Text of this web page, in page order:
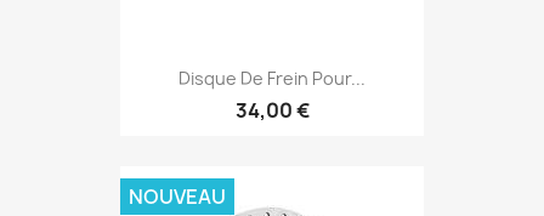
Disque De Frein Pour...
34,00 €
NOUVEAU